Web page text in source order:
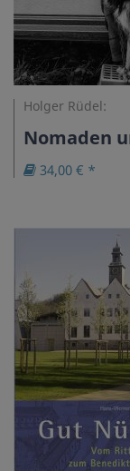
Holger Rüdel:
Nomaden
34,00 € *